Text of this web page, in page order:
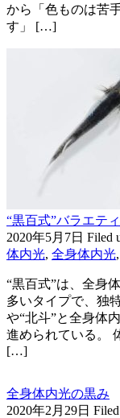
から「色ものは苦
す」 […]
“黒百式”バラエティ
2020年5月7日 Filed
体内光, 全身体内光,
“黒百式”は、全身
多いタイプで、独
や“北斗”と全身体
進められている。
[…]
全身体内光の黒み
2020年2月29日